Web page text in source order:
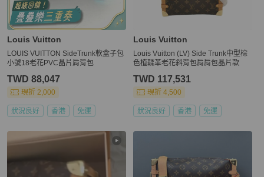
Louis Vuitton
LOUIS VUITTON SideTrunk軟盒子包
小號18老花PVC晶片肩背包
TWD 88,047
現折 2,000
狀況良好 香港 免運
Louis Vuitton
Louis Vuitton (LV) Side Trunk中型棕
色植鞣革老花斜背包肩肩包晶片款
TWD 117,531
現折 4,500
狀況良好 香港 免運